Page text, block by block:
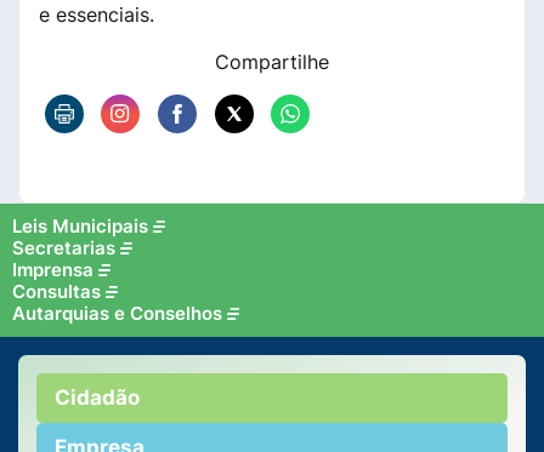
e essenciais.
Compartilhe
Leis Municipais
Secretarias
Imprensa
Consultas
Autarquias e Conselhos
Cidadão